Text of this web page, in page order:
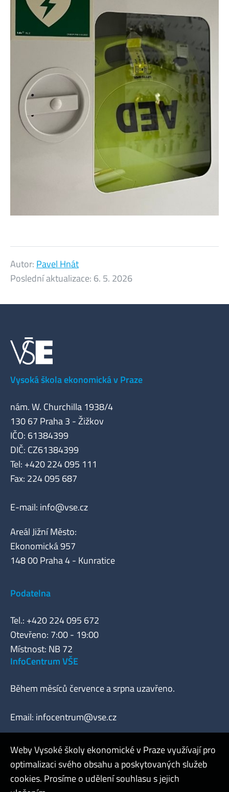
Autor: Pavel Hnát
Poslední aktualizace: 6. 5. 2026
Vysoká škola ekonomická v Praze
nám. W. Churchilla 1938/4
130 67 Praha 3 - Žižkov
IČO: 61384399
DIČ: CZ61384399
Tel: +420 224 095 111
Fax: 224 095 687
E-mail: info@vse.cz
Areál Jižní Město:
Ekonomická 957
148 00 Praha 4 - Kunratice
Podatelna
Tel.: +420 224 095 672
Otevřeno: 7:00 - 19:00
Místnost: NB 72
InfoCentrum VŠE
Během měsíců července a srpna uzavřeno.
Email: infocentrum@vse.cz
Webmaster
Admin
Weby Vysoké školy ekonomické v Praze využívají pro
optimalizaci svého obsahu a poskytovaných služeb
cookies. Prosíme o udělení souhlasu s jejich